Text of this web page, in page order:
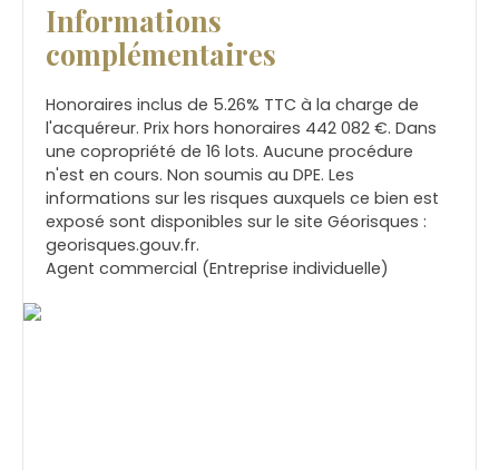
Informations
complémentaires
Honoraires inclus de 5.26% TTC à la charge de
l'acquéreur. Prix hors honoraires 442 082 €. Dans
une copropriété de 16 lots. Aucune procédure
n'est en cours. Non soumis au DPE. Les
informations sur les risques auxquels ce bien est
exposé sont disponibles sur le site Géorisques :
georisques.gouv.fr.
Agent commercial (Entreprise individuelle)